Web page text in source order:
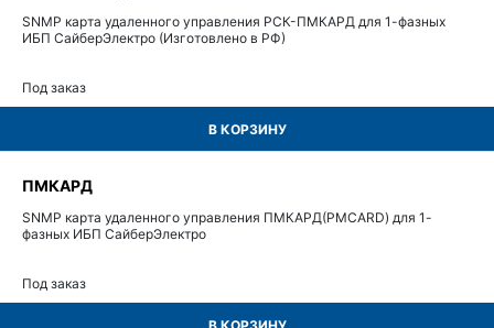
SNMP карта удаленного управления РСК-ПМКАРД для 1-фазных
ИБП СайберЭлектро (Изготовлено в РФ)
Под заказ
В КОРЗИНУ
ПМКАРД
SNMP карта удаленного управления ПМКАРД(PMCARD) для 1-
фазных ИБП СайберЭлектро
Под заказ
В КОРЗИНУ